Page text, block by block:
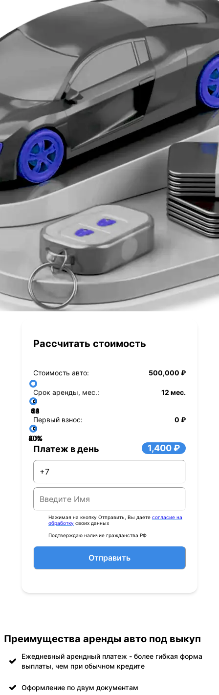
Рассчитать стоимость
Стоимость авто: 500,000 ₽
Срок аренды, мес.: 12 мес.
12
24
36
48
60
72
84
Первый взнос:
0 ₽
0%
20%
40%
60%
80%
Платеж в день 1,400 ₽
Нажимая на кнопку Отправить, Вы даете согласие на
обработку своих данных
Подтверждаю наличие гражданства РФ
Отправить
Преимущества аренды авто под выкуп
Ежедневный арендный платеж - более гибкая форма
выплаты, чем при обычном кредите
Оформление по двум документам